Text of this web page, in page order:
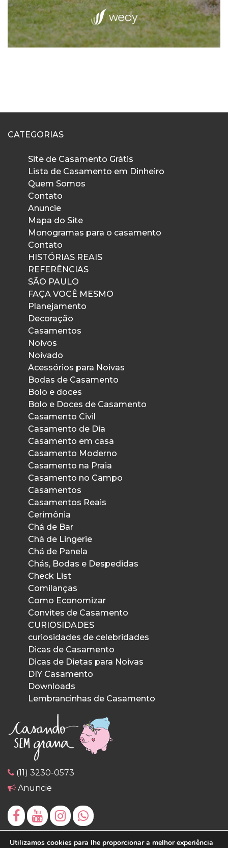
CATEGORIAS
Site de Casamento Grátis
Lista de Casamento em Dinheiro
Quem Somos
Contato
Anuncie
Mapa do Site
Monogramas para o casamento
Contato
HISTÓRIAS REAIS
REFERÊNCIAS
SÃO PAULO
FAÇA VOCÊ MESMO
Planejamento
Decoração
Casamentos
Noivos
Noivado
Acessórios para Noivas
Bodas de Casamento
Bolo e doces
Bolo e Doces de Casamento
Casamento Civil
Casamento de Dia
Casamento em casa
Casamento Moderno
Casamento na Praia
Casamento no Campo
Casamentos
Casamentos Reais
Cerimônia
Chá de Bar
Chá de Lingerie
Chá de Panela
Chás, Bodas e Despedidas
Check List
Comilanças
Como Economizar
Convites de Casamento
CURIOSIDADES
curiosidades de celebridades
Dicas de Casamento
Dicas de Dietas para Noivas
DIY Casamento
Downloads
Lembrancinhas de Casamento
(11) 3230-0573
Anuncie
Utilizamos cookies para lhe proporcionar a melhor experiência